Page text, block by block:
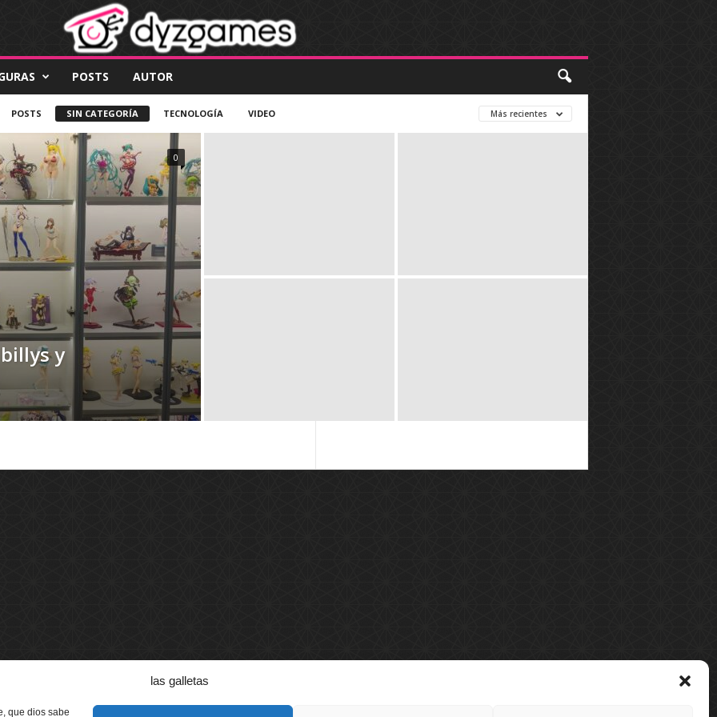
las galletas
que dios sabe
POSTS AUTOR
POSTS SIN CATEGORÍA TECNOLOGÍA VIDEO Más recientes
y
0